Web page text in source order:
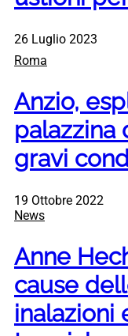
26 Luglio 2023
Roma
Anzio,
palazzina
gravi
19 Ottobre 2022
News
Anne
cause
inalazioni